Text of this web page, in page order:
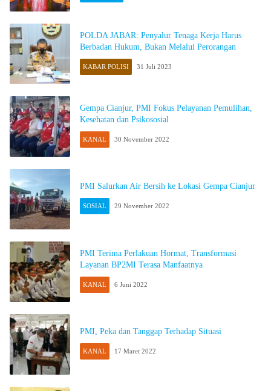
POLDA JABAR: Penyalur Tenaga Kerja Harus
Berbadan Hukum, Bukan Melalui Perorangan
KABAR POLISI 31 Juli 2023
Gempa Cianjur, PMI Fokus Pelayanan Pemulihan,
Kesehatan dan Psikososial
KANAL 30 November 2022
PMI Salurkan Air Bersih ke Lokasi Gempa Cianjur
SOSIAL 29 November 2022
PMI Terima Perlakuan Hormat, Transformasi
Layanan BP2MI Terasa Manfaatnya
KANAL 6 Juni 2022
PMI, Peka dan Tanggap Terhadap Situasi
KANAL 17 Maret 2022